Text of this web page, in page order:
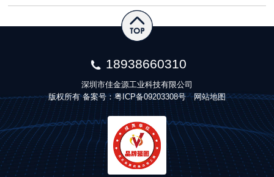
18938660310
深圳市佳金源工业科技有限公司
版权所有 备案号：粤ICP备09203308号 网站地图